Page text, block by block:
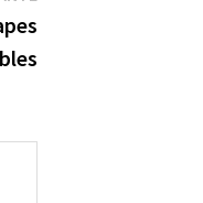
suivante :